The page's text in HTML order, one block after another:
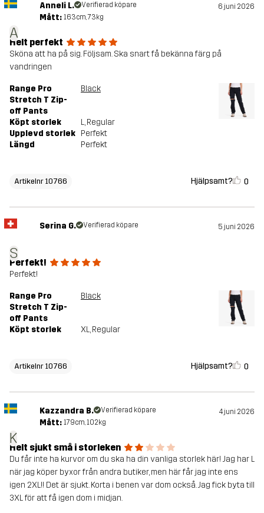
A
Anneli L. Verifierad köpare 6 juni 2026
Mått: 163cm, 73kg
Helt perfekt
Sköna att ha på sig. Följsam. Ska snart få bekänna färg på
vandringen
Range Pro
Stretch T Zip-
off Pants
Black
Köpt storlek L, Regular
Upplevd storlek Perfekt
Längd
Perfekt
Artikelnr 10766 Hjälpsamt? 0
S
Serina G. Verifierad köpare 5 juni 2026
Perfekt!
Perfekt!
Range Pro
Stretch T Zip-
off Pants
Black
Köpt storlek XL, Regular
Artikelnr 10766 Hjälpsamt? 0
K
Kazzandra B. Verifierad köpare 4 juni 2026
Mått: 179cm, 102kg
Helt sjukt små i storleken
Du får inte ha kurvor om du ska ha din vanliga storlek här! Jag har L
när jag köper byxor från andra butiker, men här får jag inte ens
igen 2XL!! Det är sjukt. Korta i benen var dom också. Jag fick byta till
3XL för att få igen dom i midjan.